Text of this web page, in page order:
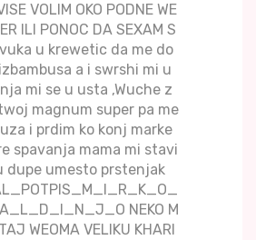
VOLIM OKO PODNE WE
ILI PONOC DA SEXAM S
u krewetic da me do
a i swrshi mi u
mi se u usta ,Wuche z
magnum super pa me
i prdim ko konj marke
spavanja mama mi stavi
dupe umesto prstenjak
NEKO M
WEOMA VELIKU KHARI